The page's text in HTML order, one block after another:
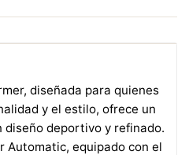
diseñada para quienes
y el estilo, ofrece un
diseño deportivo y refinado.
Automatic, equipado con el